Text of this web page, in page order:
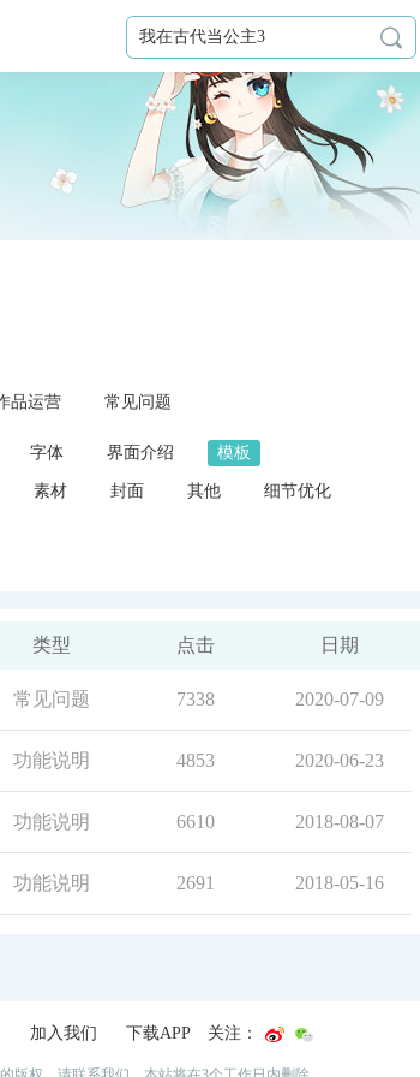

品运营 常见问题
字体 界面介绍 模板
素材 封面 其他 细节优化
类型 点击 日期
常见问题 7338 2020-07-09
功能说明 4853 2020-06-23
功能说明 6610 2018-08-07
功能说明 2691 2018-05-16
加入我们 下载APP 关注：